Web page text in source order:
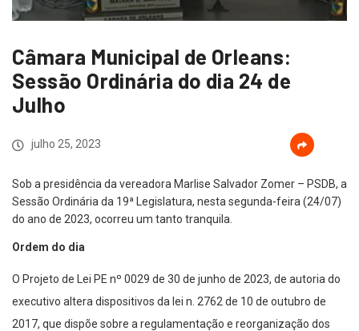
Câmara Municipal de Orleans:
Sessão Ordinária do dia 24 de
Julho
julho 25, 2023
Sob a presidência da vereadora Marlise Salvador Zomer – PSDB, a
Sessão Ordinária da 19ª Legislatura, nesta segunda-feira (24/07)
do ano de 2023, ocorreu um tanto tranquila.
Ordem do dia
O Projeto de Lei PE nº 0029 de 30 de junho de 2023, de autoria do
executivo altera dispositivos da lei n. 2762 de 10 de outubro de
2017, que dispõe sobre a regulamentação e reorganização dos